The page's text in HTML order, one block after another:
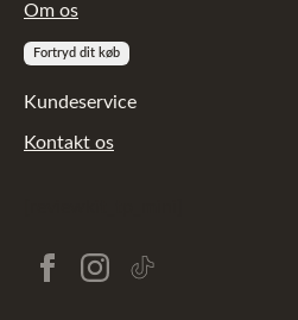
Om os
Fortryd dit køb
Kundeservice
Kontakt os